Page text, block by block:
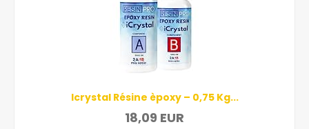
Icrystal Résine èpoxy – 0,75 Kg...
18,09 EUR